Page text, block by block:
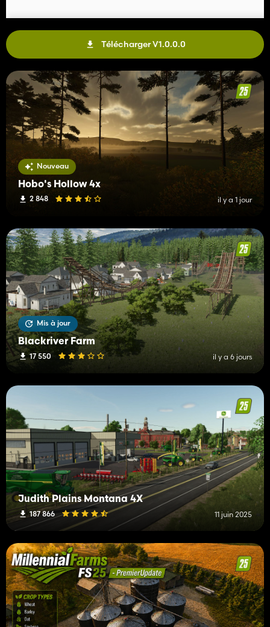
Télécharger V1.0.0.0
Nouveau
Hobo's Hollow 4x
2 848 il y a 1 jour
Mis à jour
Blackriver Farm
17 550 il y a 6 jours
Judith Plains Montana 4X
187 866 11 juin 2025